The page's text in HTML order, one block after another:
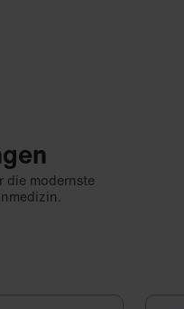
die modernste